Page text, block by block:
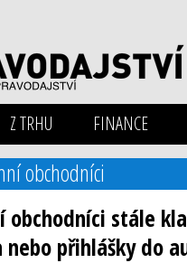
Z TRHU FINANCE
obchodníci
obchodníci stále
nebo přihlášky do